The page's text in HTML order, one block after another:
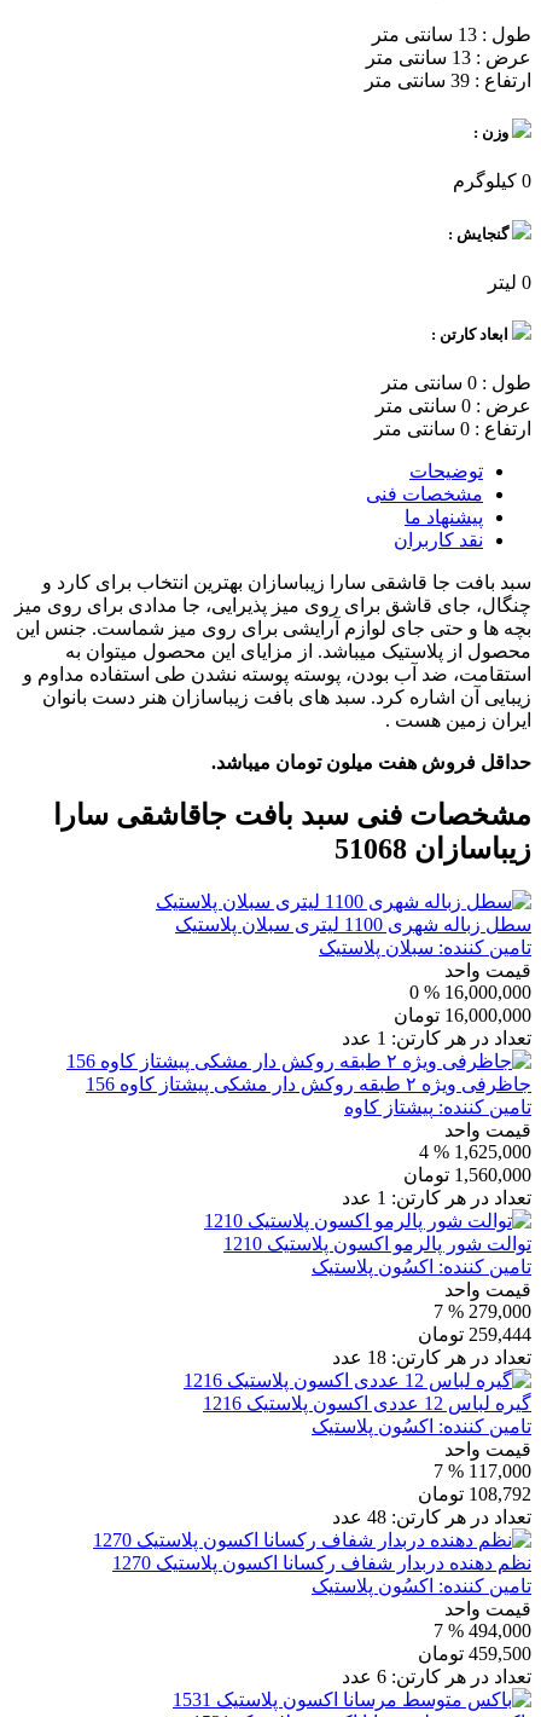
طول : 13 سانتی متر
عرض : 13 سانتی متر
ارتفاع : 39 سانتی متر
وزن :
0 کیلوگرم
گنجایش :
0 لیتر
ابعاد کارتن :
طول : 0 سانتی متر
عرض : 0 سانتی متر
ارتفاع : 0 سانتی متر
توضیحات
مشخصات فنی
پیشنهاد ما
نقد کاربران
سبد بافت جا قاشقی سارا زیباسازان بهترین انتخاب برای کارد و
چنگال، جای قاشق برای روی میز پذیرایی، جا مدادی برای روی میز
بچه ها و حتی جای لوازم آرایشی برای روی میز شماست. جنس این
محصول از پلاستیک میباشد. از مزایای این محصول میتوان به
استقامت، ضد آب بودن، پوسته پوسته نشدن طی استفاده مداوم و
زیبایی آن اشاره کرد. سبد های بافت زیباسازان هنر دست بانوان
ایران زمین هست .
حداقل فروش هفت میلون تومان میباشد.
مشخصات فنی سبد بافت جاقاشقی سارا
زیباسازان 51068
سطل زباله شهری 1100 لیتری سبلان پلاستیک
تامین کننده: سبلان پلاستیک
قیمت واحد
16,000,000
% 0
16,000,000 تومان
تعداد در هر کارتن: 1 عدد
جاظرفی ویژه ۲ طبقه روکش دار مشکی پیشتاز کاوه 156
تامین کننده: پیشتاز کاوه
قیمت واحد
1,625,000
% 4
1,560,000 تومان
تعداد در هر کارتن: 1 عدد
توالت شور پالرمو اکسون پلاستیک 1210
تامین کننده: اکسُون پلاستیک
قیمت واحد
279,000
% 7
259,444 تومان
تعداد در هر کارتن: 18 عدد
گیره لباس 12 عددی اکسون پلاستیک 1216
تامین کننده: اکسُون پلاستیک
قیمت واحد
117,000
% 7
108,792 تومان
تعداد در هر کارتن: 48 عدد
نظم دهنده دربدار شفاف رکسانا اکسون پلاستیک 1270
تامین کننده: اکسُون پلاستیک
قیمت واحد
494,000
% 7
459,500 تومان
تعداد در هر کارتن: 6 عدد